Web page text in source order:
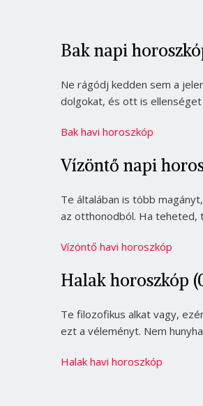
Bak napi
Ne rágódj kedden sem a
dolgokat, és ott is
Bak havi horoszkóp
Vízöntő napi
Te általában is több
az otthonodból. Ha teheted,
Vízöntő havi horoszkóp
Halak horoszkóp
Te filozofikus alkat vagy,
ezt a véleményt. Nem
Halak havi horoszkóp